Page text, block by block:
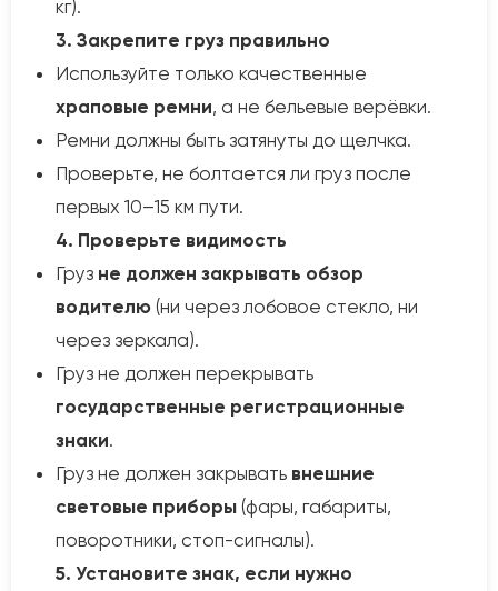
кг).
3. Закрепите груз правильно
Используйте только качественные
храповые ремни, а не бельевые верёвки.
Ремни должны быть затянуты до щелчка.
Проверьте, не болтается ли груз после
первых 10–15 км пути.
4. Проверьте видимость
Груз не должен закрывать обзор
водителю (ни через лобовое стекло, ни
через зеркала).
Груз не должен перекрывать
государственные регистрационные
знаки.
Груз не должен закрывать внешние
световые приборы (фары, габариты,
поворотники, стоп-сигналы).
5. Установите знак, если нужно